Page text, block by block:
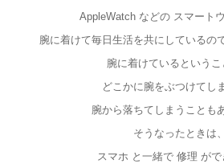
AppleWatch などの スマートウ
腕に着けて毎日生活を共にしているの
腕に着けているというこ
どこかに腕をぶつけてし
腕から落ちてしまうことも
そうなったときは、
スマホ と一緒で 修理 がで